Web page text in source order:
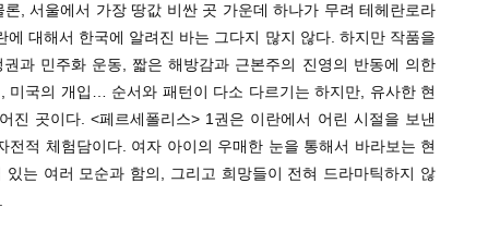
, 서울에서 가장 땅값 비싼 곳 가운데 하나가 무려 테헤란로라
에 대해서 한국에 알려진 바는 그다지 많지 않다. 하지만 작품을
과 민주화 운동, 짧은 해방감과 근본주의 진영의 반동에 의한
미국의 개입… 순서와 패턴이 다소 다르기는 하지만, 유사한 현
진 곳이다. <페르세폴리스> 1권은 이란에서 어린 시절을 보낸
전적 체험담이다. 여자 아이의 우매한 눈을 통해서 바라보는 현
는 여러 모순과 함의, 그리고 희망들이 전혀 드라마틱하지 않